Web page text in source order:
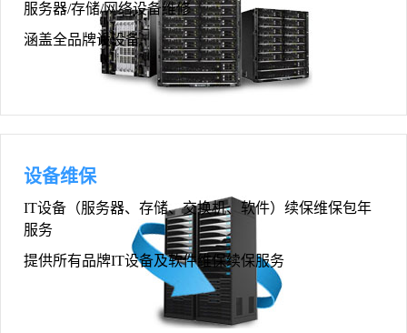
服务器/存储/网络设备维修
涵盖全品牌设设备.
设备维保
IT设备（服务器、存储、交换机、软件）续保维保包年
服务
提供所有品牌IT设备及软件维保续保服务